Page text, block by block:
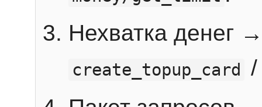
Нехватка денег
create_topup_card